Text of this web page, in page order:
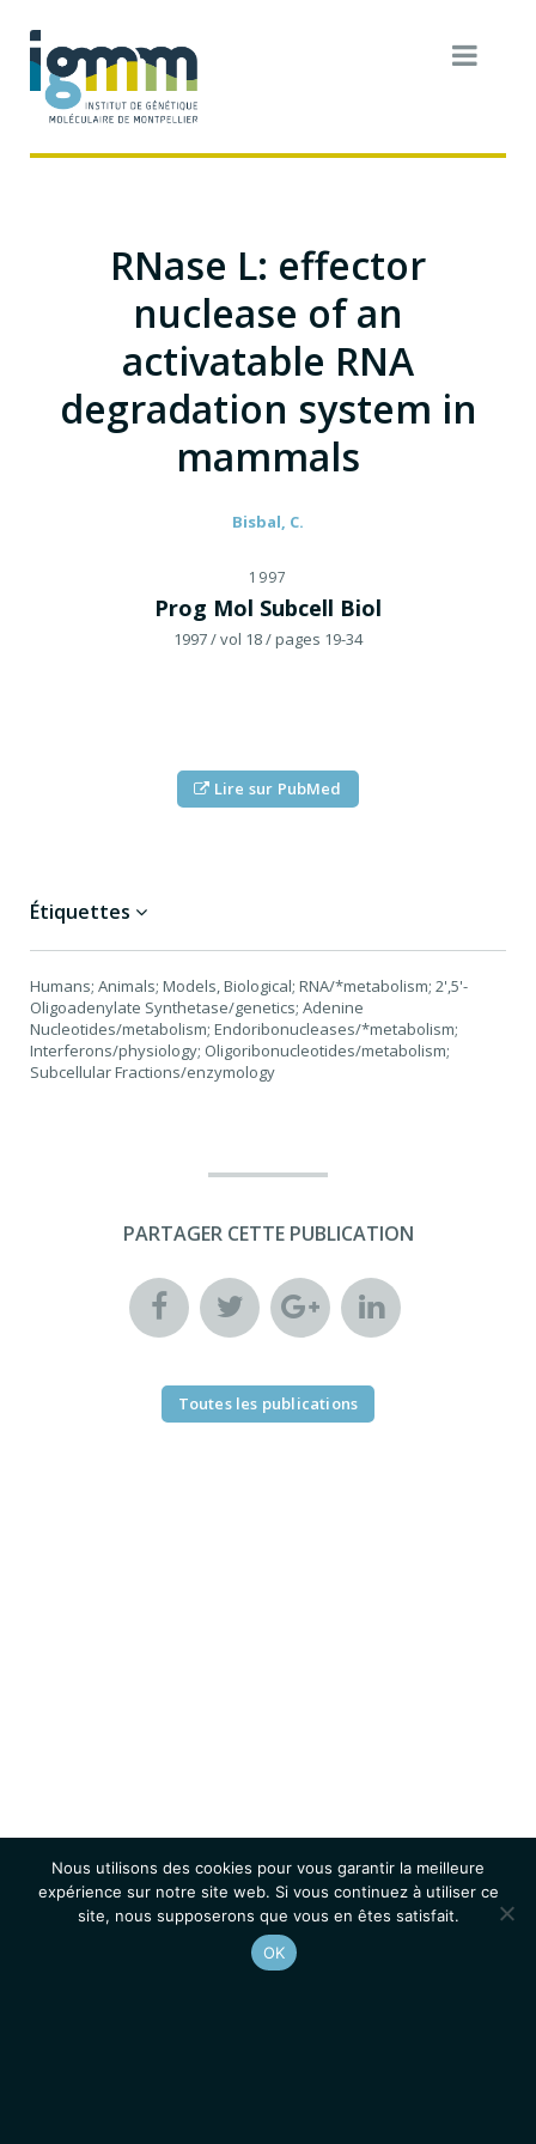
RNase L: effector
nuclease of an
activatable RNA
degradation system in
mammals
Bisbal, C.
1997
Prog Mol Subcell Biol
1997/ vol 18/ pages 19-34
Lire sur PubMed
Étiquettes
Humans; Animals; Models, Biological; RNA/*metabolism; 2',5'-
Oligoadenylate Synthetase/genetics; Adenine
Nucleotides/metabolism; Endoribonucleases/*metabolism;
Interferons/physiology; Oligoribonucleotides/metabolism;
Subcellular Fractions/enzymology
PARTAGER CETTE PUBLICATION
Toutes les publications
Nous utilisons des cookies pour vous garantir la meilleure
expérience sur notre site web. Si vous continuez à utiliser ce
site, nous supposerons que vous en êtes satisfait.
OK